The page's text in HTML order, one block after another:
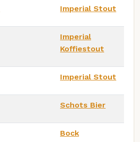
Imperial Stout
Imperial
Koffiestout
Imperial Stout
Schots Bier
Bock